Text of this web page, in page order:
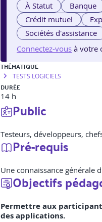
À Statut Banque
Crédit mutuel
Sociétés d'assistance
Connectez-vous à votre
THÉMATIQUE
TESTS LOGICIELS
DURÉE
14 h
Public
Testeurs, développeurs,
Pré-requis
Une connaissance générale
Objectifs
Permettre aux
des applications.